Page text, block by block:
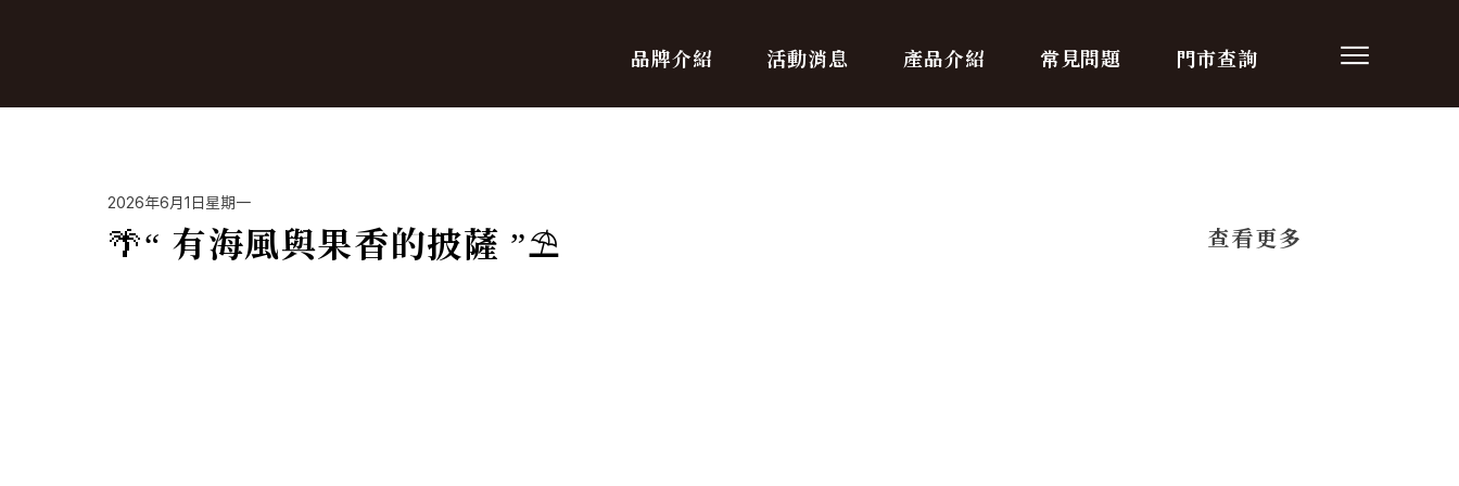
2026年6月1日星期一
🌴“ 有海風與果香的披薩 ”⛱️ ​查看更多
品牌介紹 活動消息 產品介紹 常見問題 門市查詢